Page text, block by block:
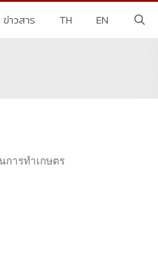
ข่าวสาร TH EN
การทำเกษตร